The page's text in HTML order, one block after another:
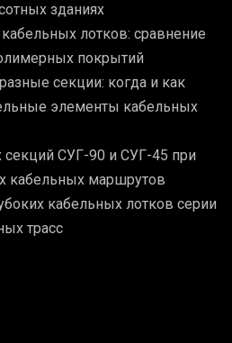
зданиях
лотков: сравнение
покрытий
секции: когда и как
элементы кабельных
СУГ-90 и СУГ-45 при
кабельных маршрутов
кабельных лотков серии
трасс